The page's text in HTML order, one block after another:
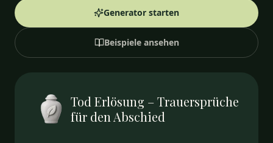
Generator starten
Beispiele ansehen
Tod Erlösung – Trauersprüche
für den Abschied